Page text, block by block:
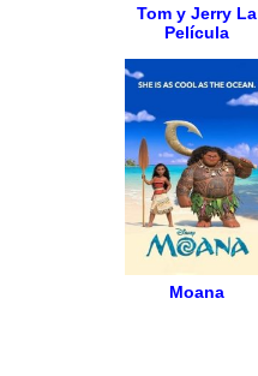
Tom y Jerry La
Película
Moana